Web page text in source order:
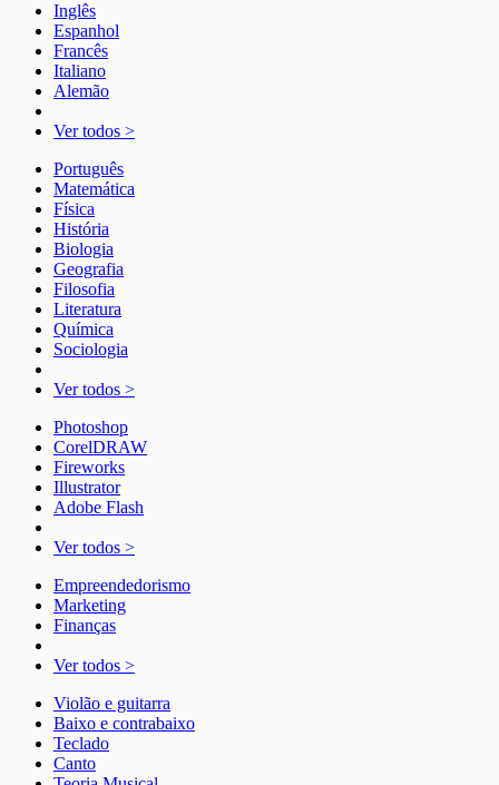
Inglês
Espanhol
Francês
Italiano
Alemão
Ver todos >
Português
Matemática
Física
História
Biologia
Geografia
Filosofia
Literatura
Química
Sociologia
Ver todos >
Photoshop
CorelDRAW
Fireworks
Illustrator
Adobe Flash
Ver todos >
Empreendedorismo
Marketing
Finanças
Ver todos >
Violão e guitarra
Baixo e contrabaixo
Teclado
Canto